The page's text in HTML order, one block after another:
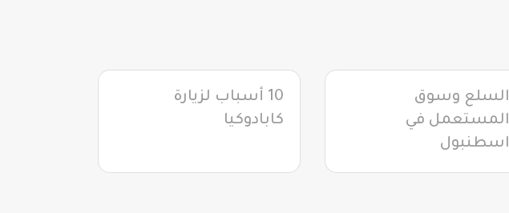
السلع وسوق
المستعمل في
اسطنبول
10 أسباب لزيارة
كابادوكيا